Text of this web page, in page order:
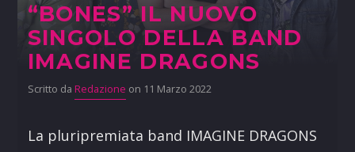
“BONES” IL NUOVO
SINGOLO DELLA BAND
IMAGINE DRAGONS
Scritto da Redazione on 11 Marzo 2022
La pluripremiata band IMAGINE DRAGONS